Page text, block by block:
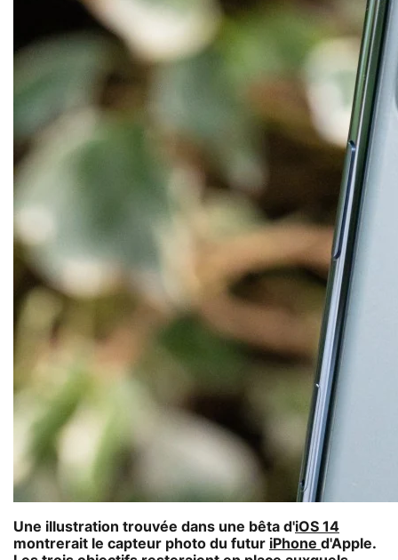
Une illustration trouvée dans une bêta d'iOS 14
montrerait le capteur photo du futur iPhone d'Apple.